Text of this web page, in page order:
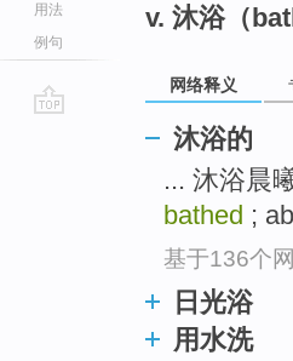
用法
例句
v. 沐浴（
网络释义
沐浴的
... 沐浴晨
bathed ;
基于136个
日光浴
用水洗